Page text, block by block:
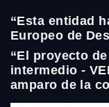
“Esta entidad
Europeo de
“El proyecto
intermedio -
amparo de la